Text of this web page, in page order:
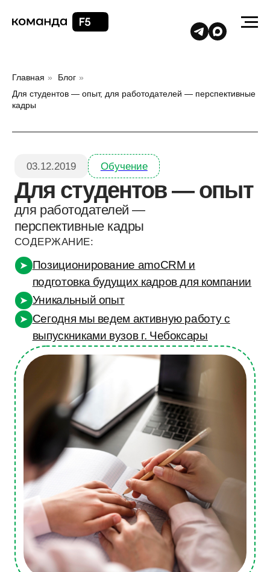
Главная » Блог »
Для студентов — опыт, для работодателей — перспективные
кадры
Для студентов — опыт
для работодателей —
перспективные кадры
СОДЕРЖАНИЕ:
➤ Позиционирование amoCRM и
подготовка будущих кадров для компании
➤ Сегодня мы ведем активную работу с
выпускниками вузов г. Чебоксары